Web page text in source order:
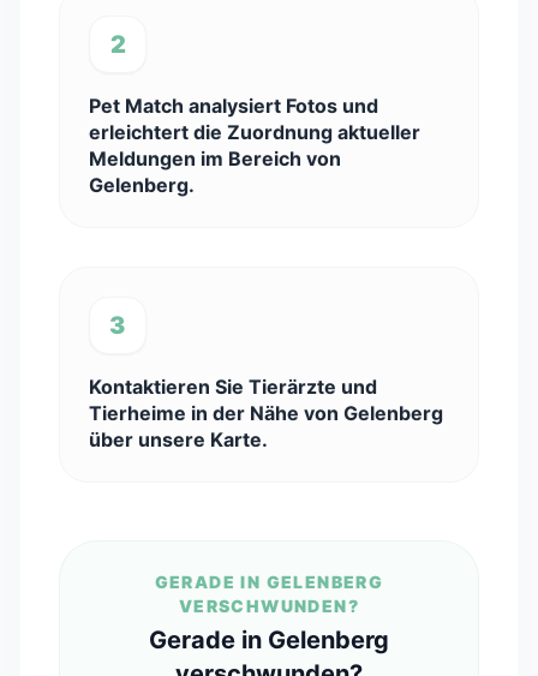
2
Pet Match analysiert Fotos und
erleichtert die Zuordnung aktueller
Meldungen im Bereich von
Gelenberg.
3
Kontaktieren Sie Tierärzte und
Tierheime in der Nähe von Gelenberg
über unsere Karte.
GERADE IN GELENBERG
VERSCHWUNDEN?
Gerade in Gelenberg